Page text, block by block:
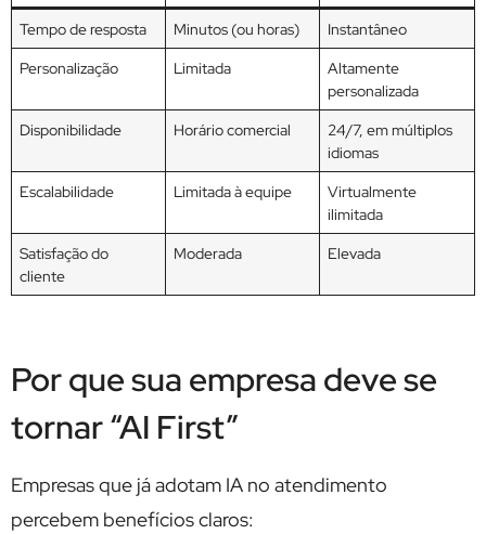
Tempo de resposta
Minutos (ou horas)
Instantâneo
Personalização
Limitada
Altamente
personalizada
Disponibilidade
Horário comercial
24/7, em múltiplos
idiomas
Escalabilidade
Limitada à equipe
Virtualmente
ilimitada
Satisfação do
cliente
Moderada Elevada
Por que sua empresa deve se
tornar “AI First”
Empresas que já adotam IA no atendimento
percebem benefícios claros: